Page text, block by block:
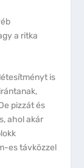
a ritka
is
pizzát és
ahol akár
es távközzel